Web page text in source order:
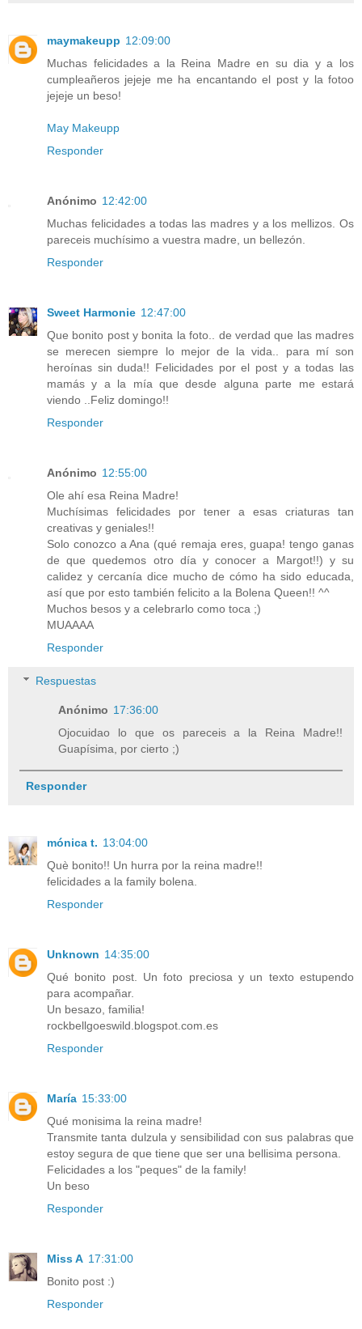
maymakeupp 12:09:00
Muchas felicidades a la Reina Madre en su dia y a los
cumpleañeros jejeje me ha encantando el post y la fotoo
jejeje un beso!
May Makeupp
Responder
Anónimo 12:42:00
Muchas felicidades a todas las madres y a los mellizos. Os
pareceis muchísimo a vuestra madre, un bellezón.
Responder
Sweet Harmonie 12:47:00
Que bonito post y bonita la foto.. de verdad que las madres
se merecen siempre lo mejor de la vida.. para mí son
heroínas sin duda!! Felicidades por el post y a todas las
mamás y a la mía que desde alguna parte me estará
viendo ..Feliz domingo!!
Responder
Anónimo 12:55:00
Ole ahí esa Reina Madre!
Muchísimas felicidades por tener a esas criaturas tan
creativas y geniales!!
Solo conozco a Ana (qué remaja eres, guapa! tengo ganas
de que quedemos otro día y conocer a Margot!!) y su
calidez y cercanía dice mucho de cómo ha sido educada,
así que por esto también felicito a la Bolena Queen!! ^^
Muchos besos y a celebrarlo como toca ;)
MUAAAA
Responder
Respuestas
Anónimo 17:36:00
Ojocuidao lo que os pareceis a la Reina Madre!!
Guapísima, por cierto ;)
Responder
mónica t. 13:04:00
Què bonito!! Un hurra por la reina madre!!
felicidades a la family bolena.
Responder
Unknown 14:35:00
Qué bonito post. Un foto preciosa y un texto estupendo
para acompañar.
Un besazo, familia!
rockbellgoeswild.blogspot.com.es
Responder
María 15:33:00
Qué monisima la reina madre!
Transmite tanta dulzula y sensibilidad con sus palabras que
estoy segura de que tiene que ser una bellisima persona.
Felicidades a los "peques" de la family!
Un beso
Responder
Miss A 17:31:00
Bonito post :)
Responder